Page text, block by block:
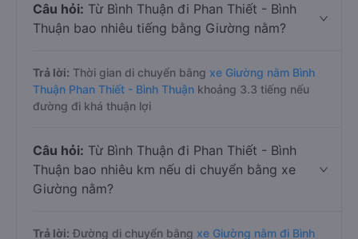
Câu hỏi: Từ Bình Thuận đi Phan Thiết - Bình
Thuận bao nhiêu tiếng bằng Giường nằm?
Trả lời: Thời gian di chuyển bằng xe Giường nằm Bình
Thuận Phan Thiết - Bình Thuận khoảng 3.3 tiếng nếu
đường đi khá thuận lợi
Câu hỏi: Từ Bình Thuận đi Phan Thiết - Bình
Thuận bao nhiêu km nếu di chuyển bằng xe
Giường nằm?
Trả lời: Đường di chuyển bằng xe Giường nằm đi Bình